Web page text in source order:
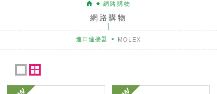
網路購物
網路購物
進口連接器 MOLEX